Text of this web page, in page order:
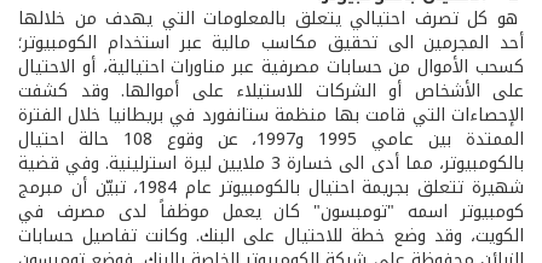
هو كل تصرف احتيالي يتعلق بالمعلومات التي يهدف من خلالها
أحد المجرمين الى تحقيق مكاسب مالية عبر استخدام الكومبيوتر؛
كسحب الأموال من حسابات مصرفية عبر مناورات احتيالية، أو الاحتيال
على الأشخاص أو الشركات للاستيلاء على أموالها. وقد كشفت
الإحصاءات التي قامت بها منظمة ستانفورد في بريطانيا خلال الفترة
الممتدة بين عامي 1995 و1997، عن وقوع 108 حالة احتيال
بالكومبيوتر، مما أدى الى خسارة 3 ملايين ليرة استرلينية. وفي قضية
شهيرة تتعلق بجريمة احتيال بالكومبيوتر عام 1984، تبيّن أن مبرمج
كومبيوتر اسمه "تومبسون" كان يعمل موظفاً لدى مصرف في
الكويت، وقد وضع خطة للاحتيال على البنك. وكانت تفاصيل حسابات